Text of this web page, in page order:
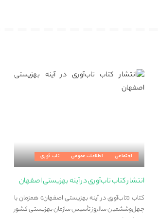
اجتماعی اطلاعات عمومی تاب آوری
انتشار کتاب تاب‌آوری در آینه بهزیستی اصفهان
کتاب «تاب‌آوری در آینه بهزیستی اصفهان» همزمان با
چهل‌وششمین سالروز تأسیس سازمان بهزیستی کشور